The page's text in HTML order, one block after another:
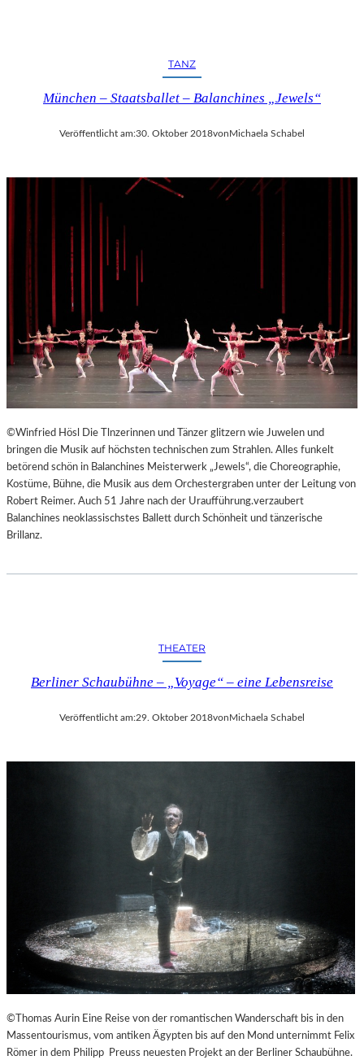
TANZ
München – Staatsballet – Balanchines „Jewels“
Veröffentlicht am:30. Oktober 2018vonMichaela Schabel
©Winfried Hösl Die Tlnzerinnen und Tänzer glitzern wie Juwelen und
bringen die Musik auf höchsten technischen zum Strahlen. Alles funkelt
betörend schön in Balanchines Meisterwerk „Jewels“, die Choreographie,
Kostüme, Bühne, die Musik aus dem Orchestergraben unter der Leitung von
Robert Reimer. Auch 51 Jahre nach der Uraufführung.verzaubert
Balanchines neoklassischstes Ballett durch Schönheit und tänzerische
Brillanz.
THEATER
Berliner Schaubühne – „Voyage“ – eine Lebensreise
Veröffentlicht am:29. Oktober 2018vonMichaela Schabel
©Thomas Aurin Eine Reise von der romantischen Wanderschaft bis in den
Massentourismus, vom antiken Ägypten bis auf den Mond unternimmt Felix
Römer in dem Philipp Preuss neuesten Projekt an der Berliner Schaubühne.